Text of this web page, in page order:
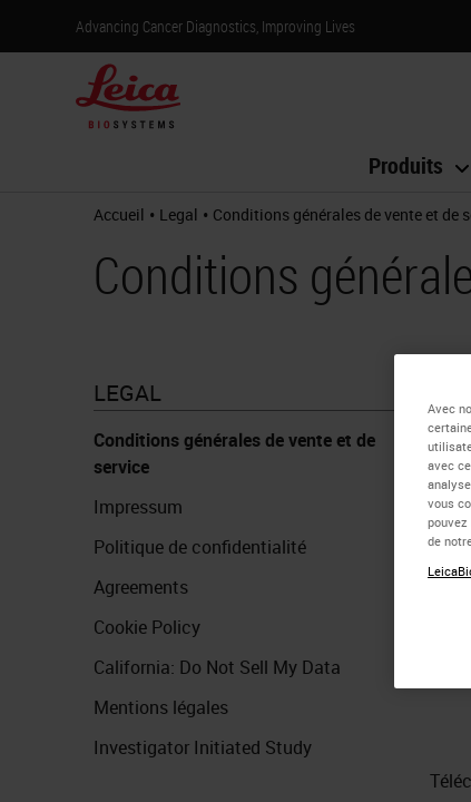
Advancing Cancer Diagnostics, Improving Lives
Produits
Accueil • Legal • Conditions générales de vente et de
Conditions
LEGAL
Conditions générales de vente et de
service
Impressum
Politique de confidentialité
Agreements
Cookie Policy
California: Do Not Sell My Data
Mentions légales
Investigator Initiated Study
Avec
avec
vous
de